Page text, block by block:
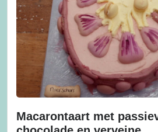
Macarontaart met